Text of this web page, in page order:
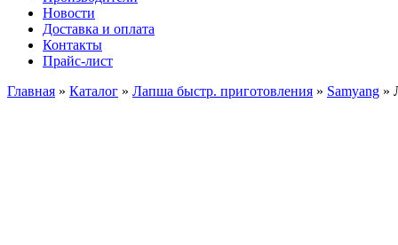
Новости
Доставка и оплата
Контакты
Прайс-лист
Главная » Каталог » Лапша быстр. приготовления » Samyang »